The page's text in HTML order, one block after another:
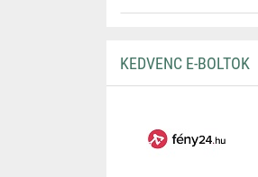
KEDVENC E-BOLTOK